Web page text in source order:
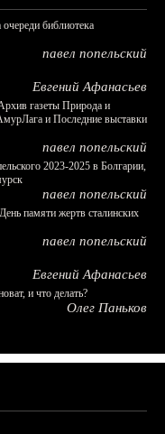
библиотека
павел попельский
Евгений Афанасьев
газеты Природа и
и Последние выставки
павел попельский
2023-2025 в Болгарии,
павел попельский
памяти жертв сталинских
павел попельский
Евгений Афанасьев
и что делать?
Олег Паньков